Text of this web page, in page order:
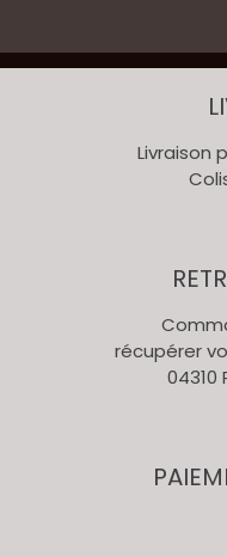
être
Livraison
récupérer
04310